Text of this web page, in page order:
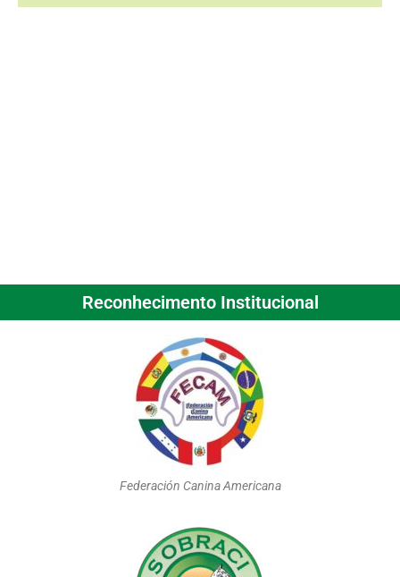
Reconhecimento Institucional
Federación Canina Americana